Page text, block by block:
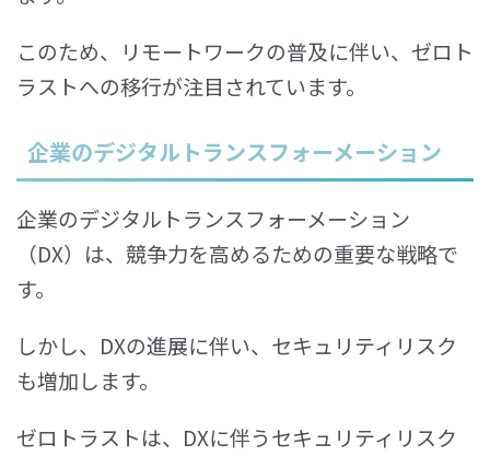
このため、リモートワークの普及に伴い、ゼロト
ラストへの移行が注目されています。
企業のデジタルトランスフォーメーション
企業のデジタルトランスフォーメーション
（DX）は、競争力を高めるための重要な戦略で
す。
しかし、DXの進展に伴い、セキュリティリスク
も増加します。
ゼロトラストは、DXに伴うセキュリティリスク